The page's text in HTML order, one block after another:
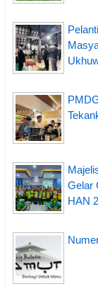
Gelar
HAN